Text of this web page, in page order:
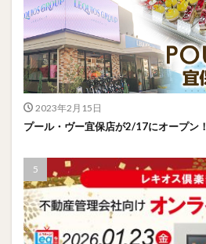
2023年2月15日
プール・ヴー宜保店が2/17にオープン！